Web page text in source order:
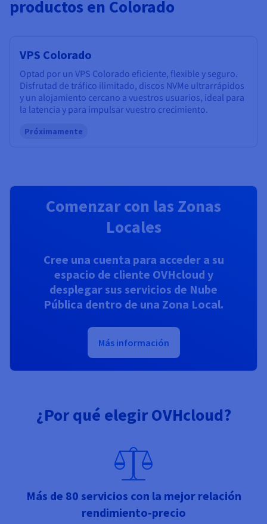
productos en Colorado
VPS Colorado
Optad por un VPS Colorado eficiente, flexible y seguro.
Disfrutad de tráfico ilimitado, discos NVMe ultrarrápidos
y un alojamiento cercano a vuestros usuarios, ideal para
la latencia y para impulsar vuestro crecimiento.
Próximamente
Comenzar con las Zonas
Locales
Cree una cuenta para acceder a su
espacio de cliente OVHcloud y
desplegar sus servicios de Nube
Pública dentro de una Zona Local.
Más información
¿Por qué elegir OVHcloud?
Más de 80 servicios con la mejor relación
rendimiento-precio